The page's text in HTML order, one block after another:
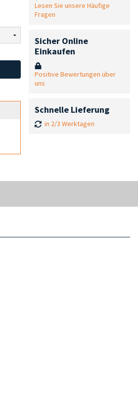
Lesen Sie unsere Häufige
Fragen
Sicher Online
Einkaufen
Positive Bewertungen über
uns
Schnelle Lieferung
in 2/3 Werktagen